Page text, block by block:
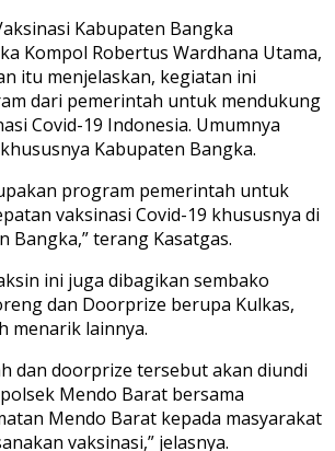
Kabupaten Bangka
Kompol Robertus Wardhana Utama,
itu menjelaskan, kegiatan ini
dari pemerintah untuk mendukung
Covid-19 Indonesia. Umumnya
Kabupaten Bangka.
program pemerintah untuk
vaksinasi Covid-19 khususnya di
Bangka,” terang Kasatgas.
ini juga dibagikan sembako
dan Doorprize berupa Kulkas,
menarik lainnya.
dan doorprize tersebut akan diundi
Mendo Barat bersama
Mendo Barat kepada masyarakat
vaksinasi,” jelasnya.